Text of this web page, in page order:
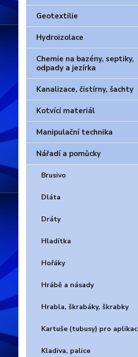
Geotextilie
Hydroizolace
Chemie na bazény, septiky,
odpady a jezírka
Kanalizace, čistírny, šachty
Kotvící materiál
Manipulační technika
Nářadí a pomůcky
Brusivo
Dláta
Dráty
Hladítka
Hořáky
Hrábě a násady
Hrabla, škrabáky, škrabky
Kartuše (tubusy) pro
Kladiva, palice